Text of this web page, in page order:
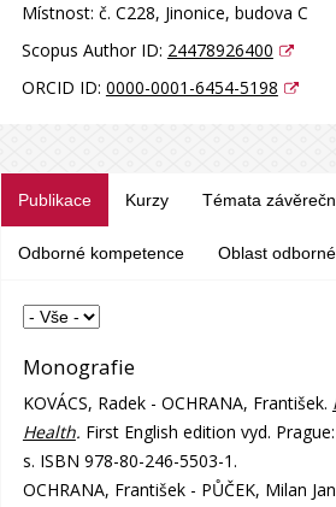
Místnost: č. C228, Jinonice, budova C
Scopus Author ID: 24478926400
ORCID ID: 0000-0001-6454-5198
Publikace Kurzy Témata
Odborné kompetence Oblast
Monografie
KOVÁCS, Radek - OCHRANA, František.
Health. First English edition vyd.
s. ISBN 978-80-246-5503-1.
OCHRANA, František - PŮČEK, Milan